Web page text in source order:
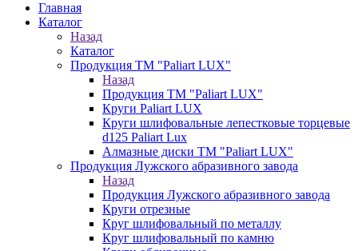
Главная
Каталог
Назад
Каталог
Продукция ТМ "Paliart LUX"
Назад
Продукция ТМ "Paliart LUX"
Круги Paliart LUX
Круги шлифовальные лепестковые торцевые
d125 Paliart Lux
Алмазные диски ТМ "Paliart LUX"
Продукция Лужского абразивного завода
Назад
Продукция Лужского абразивного завода
Круги отрезные
Круг шлифовальный по металлу
Круг шлифовальный по камню